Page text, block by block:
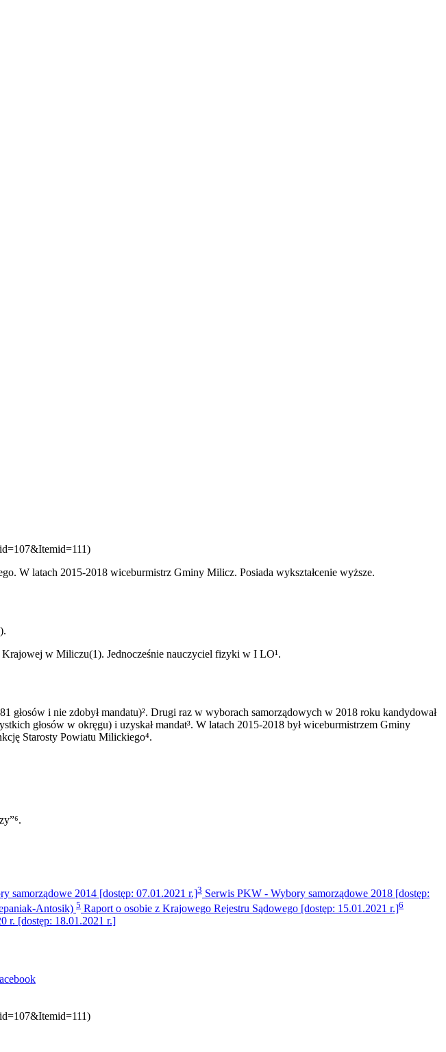
W latach 2015-2018 wiceburmistrz Gminy Milicz. Posiada wykształcenie wyższe.
​.​
w Miliczu(1). Jednocześnie nauczyciel fizyki w I LO¹.
i nie zdobył mandatu)². Drugi raz w wyborach samorządowych w 2018 roku kandydował
głosów w okręgu) i uzyskał mandat³. ​W latach 2015-2018 był wiceburmistrzem Gminy
Starosty Powiatu Milickiego⁴.
samorządowe 2014 [dostęp: 07.01.2021 r.]3 Serwis PKW - Wybory samorządowe 2018 [dostęp:
Antosik) 5 Raport o osobie z Krajowego Rejestru Sądowego [dostęp: 15.01.2021 r.]6
[dostęp: 18.01.2021 r.]